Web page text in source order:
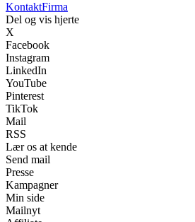
KontaktFirma
Del og vis hjerte
X
Facebook
Instagram
LinkedIn
YouTube
Pinterest
TikTok
Mail
RSS
Lær os at kende
Send mail
Presse
Kampagner
Min side
Mailnyt